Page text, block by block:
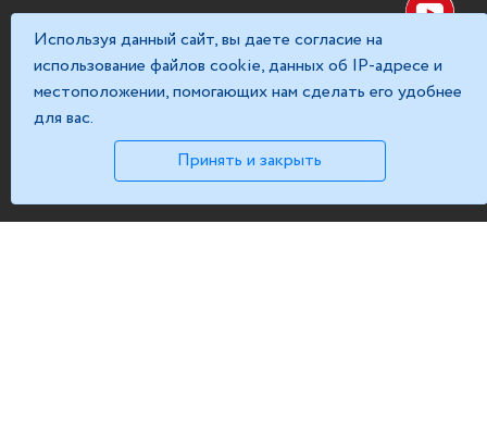
Используя данный сайт, вы даете согласие на
использование файлов cookie, данных об IP-адресе и
местоположении, помогающих нам сделать его удобнее
для вас.
Принять и закрыть